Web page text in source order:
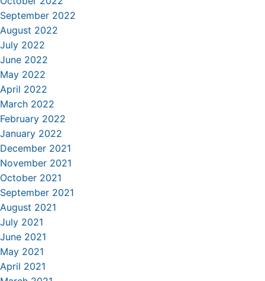
September 2022
August 2022
July 2022
June 2022
May 2022
April 2022
March 2022
February 2022
January 2022
December 2021
November 2021
October 2021
September 2021
August 2021
July 2021
June 2021
May 2021
April 2021